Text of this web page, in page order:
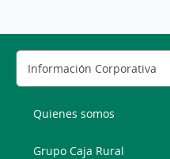
Quienes somos
Grupo Caja Rural